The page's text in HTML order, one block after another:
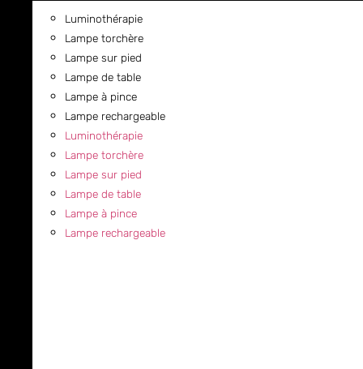
Luminothérapie
Lampe torchère
Lampe sur pied
Lampe de table
Lampe à pince
Lampe rechargeable
Luminothérapie
Lampe torchère
Lampe sur pied
Lampe de table
Lampe à pince
Lampe rechargeable